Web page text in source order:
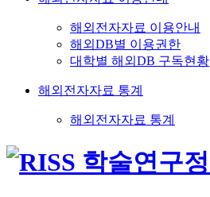
해외전자자료 이용안내
해외DB별 이용권한
대학별 해외DB 구독현황
해외전자자료 통계
해외전자자료 통계